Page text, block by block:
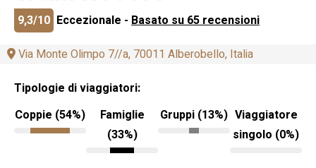
9,3/10 Eccezionale - Basato su 65 recensioni
Via Monte Olimpo 7//a, 70011 Alberobello, Italia
Tipologie di viaggiatori:
Coppie (54%)
Famiglie
(33%)
Gruppi (13%) Viaggiatore
singolo (0%)